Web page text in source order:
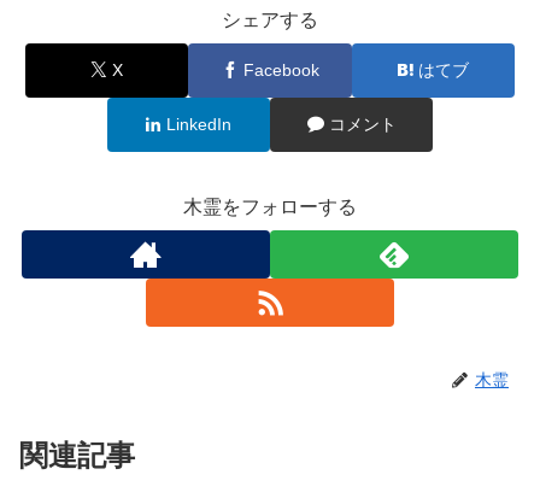
シェアする
X Facebook はてブ
LinkedIn コメント
木霊をフォローする
木霊
関連記事